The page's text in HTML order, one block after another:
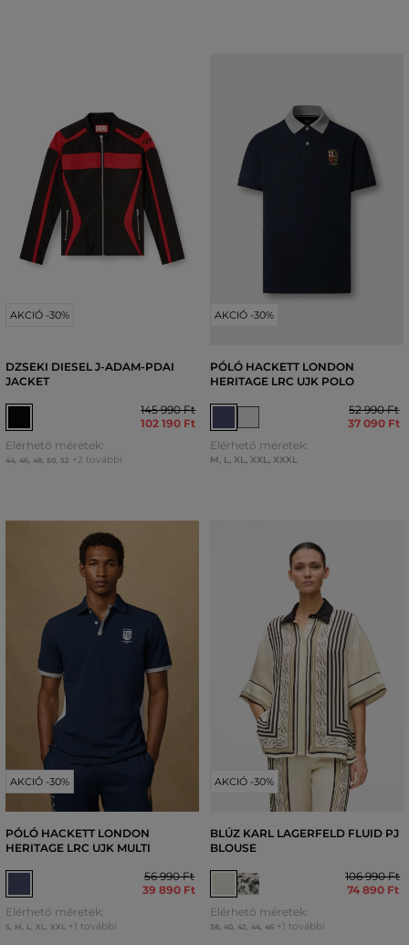
AKCIÓ -30%
DZSEKI DIESEL J-ADAM-PDAI
JACKET
145 990 Ft
102 190 Ft
Elérhető méretek:
44, 46, 48, 50, 52 +2 további
AKCIÓ -30%
PÓLÓ HACKETT LONDON
HERITAGE LRC UJK POLO
52 990 Ft
37 090 Ft
Elérhető méretek:
M, L, XL, XXL, XXXL
AKCIÓ -30%
PÓLÓ HACKETT LONDON
HERITAGE LRC UJK MULTI
56 990 Ft
39 890 Ft
Elérhető méretek:
S, M L XL XXL +1 további
AKCIÓ -30%
BLÚZ KARL LAGERFELD FLUID PJ
BLOUSE
106 990 Ft
74 890 Ft
Elérhető méretek:
38, 40, 42 44, 46 +1 további